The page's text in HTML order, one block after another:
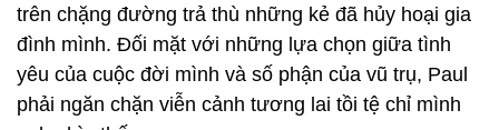
trên chặng đường trả thù những kẻ đã hủy hoại gia
đình mình. Đối mặt với những lựa chọn giữa tình
yêu của cuộc đời mình và số phận của vũ trụ, Paul
phải ngăn chặn viễn cảnh tương lai tồi tệ chỉ mình